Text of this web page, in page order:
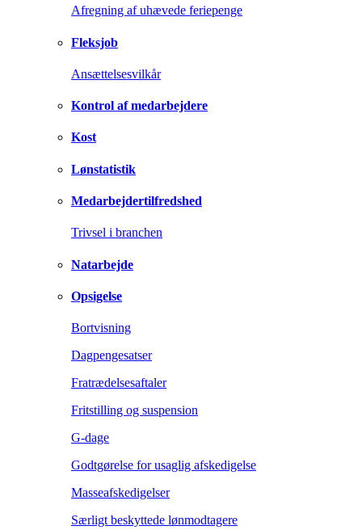
Afregning af uhævede feriepenge
Fleksjob
Ansættelsesvilkår
Kontrol af medarbejdere
Kost
Lønstatistik
Medarbejdertilfredshed
Trivsel i branchen
Natarbejde
Opsigelse
Bortvisning
Dagpengesatser
Fratrædelsesaftaler
Fritstilling og suspension
G-dage
Godtgørelse for usaglig afskedigelse
Masseafskedigelser
Særligt beskyttede lønmodtagere